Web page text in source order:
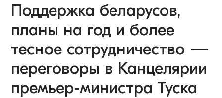
Поддержка беларусов,
планы на год и более
тесное сотрудничество —
переговоры в Канцелярии
премьер-министра Туска